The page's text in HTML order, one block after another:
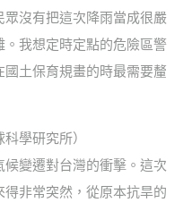
沒有把這次降雨當成很嚴
我想定時定點的危險區警
土保育規畫的時最需要釐
學研究所）
變遷對台灣的衝擊。這次
非常突然，從原本抗旱的